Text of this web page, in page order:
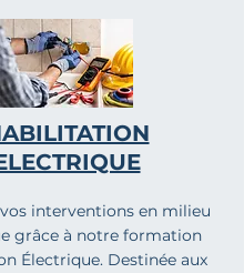
interventions en milieu
grâce à notre formation
Électrique. Destinée aux